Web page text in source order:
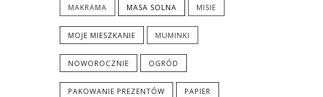
MAKRAMA MASA SOLNA MISIE
MOJE MIESZKANIE MUMINKI
NOWOROCZNIE OGRÓD
PAKOWANIE PREZENTÓW PAPIER